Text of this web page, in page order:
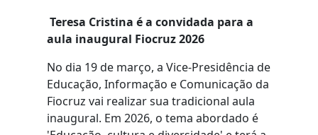
Teresa Cristina é a convidada para a
aula inaugural Fiocruz 2026
No dia 19 de março, a Vice-Presidência de
Educação, Informação e Comunicação da
Fiocruz vai realizar sua tradicional aula
inaugural. Em 2026, o tema abordado é